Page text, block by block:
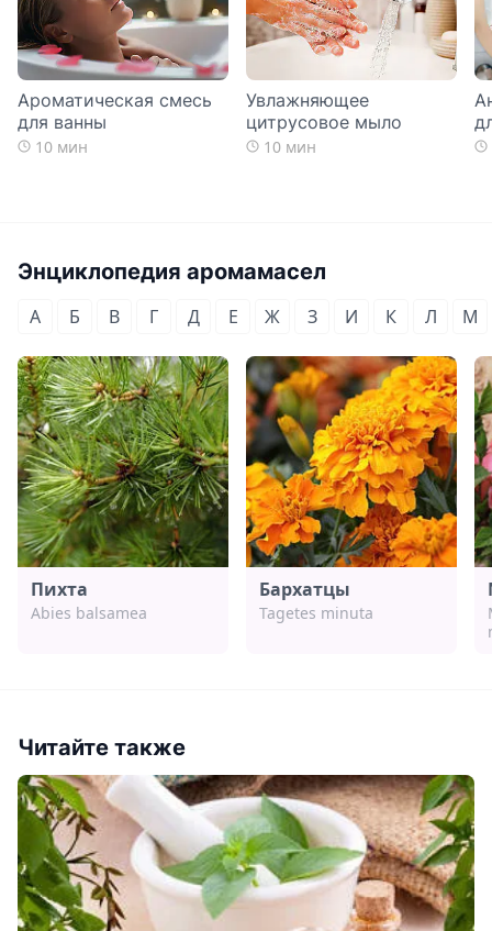
Ароматическая смесь
для ванны
10 мин
Увлажняющее
цитрусовое мыло
10 мин
Энциклопедия аромамасел
А Б В Г Д Е Ж З И К Л М
Пихта
Abies balsamea
Бархатцы
Tagetes minuta
Читайте также